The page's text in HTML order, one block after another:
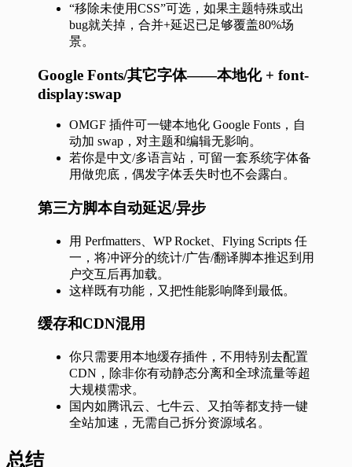
“移除未使用CSS”可选，如果主题特殊或出
bug就关掉，合并+延迟已足够覆盖80%场
景。
Google Fonts/其它字体——本地化 + font-
display:swap
OMGF 插件可一键本地化 Google Fonts，自
动加 swap，对主题和编辑无影响。
若你是中文/多语言站，可留一套系统字体备
用做兜底，偶发字体丢失时也不会露白。
第三方脚本自动延迟/异步
用 Perfmatters、WP Rocket、Flying Scripts 任
一，将冲评分的统计/广告/翻译脚本推迟到用
户交互后再加载。
这样既有功能，又把性能影响降到最低。
缓存和CDN混用
你只需要用本地缓存插件，不用特别去配置
CDN，除非你有动静态分离和全球流量等超
大规模需求。
国内如腾讯云、七牛云、又拍等都支持一键
全站加速，无需自己拆分资源域名。
总结